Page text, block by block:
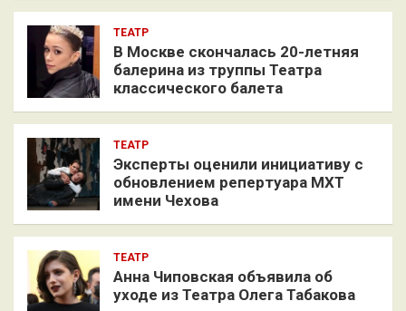
ТЕАТР
В Москве скончалась 20-летняя
балерина из труппы Театра
классического балета
ТЕАТР
Эксперты оценили инициативу с
обновлением репертуара МХТ
имени Чехова
ТЕАТР
Анна Чиповская объявила об
уходе из Театра Олега Табакова